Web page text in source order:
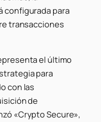
configurada para
transacciones
el último
para
con las
de
«Crypto Secure»,